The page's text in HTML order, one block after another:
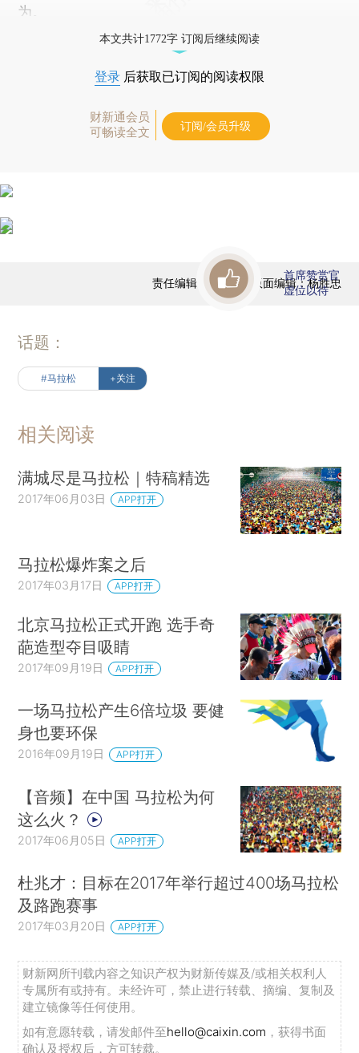
为。
本文共计1772字 订阅后继续阅读
登录 后获取已订阅的阅读权限
财新通会员
可畅读全文
订阅/会员升级
责任编辑：陆跃玲 | 版面编辑：杨胜忠
首席赞赏官
虚位以待
话题：
#马拉松 +关注
相关阅读
满城尽是马拉松｜特稿精选
2017年06月03日 APP打开
马拉松爆炸案之后
2017年03月17日 APP打开
北京马拉松正式开跑 选手奇
葩造型夺目吸睛
2017年09月19日 APP打开
一场马拉松产生6倍垃圾 要健
身也要环保
2016年09月19日 APP打开
【音频】在中国 马拉松为何
这么火？
2017年06月05日 APP打开
杜兆才：目标在2017年举行超过400场马拉松
及路跑赛事
2017年03月20日 APP打开
财新网所刊载内容之知识产权为财新传媒及/或相关权利人
专属所有或持有。未经许可，禁止进行转载、摘编、复制及
建立镜像等任何使用。
如有意愿转载，请发邮件至hello@caixin.com ，获得书面
确认及授权后，方可转载。